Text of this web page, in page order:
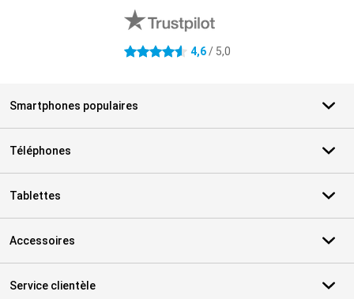
4.6 étoiles 4,6/ 5,0
Smartphones populaires
Téléphones
Tablettes
Accessoires
Service clientèle